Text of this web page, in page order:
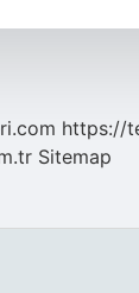
https://
Sitemap